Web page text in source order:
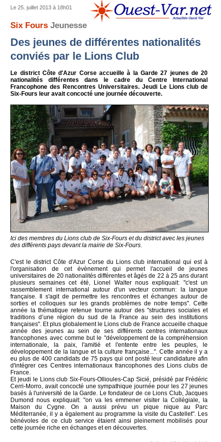
Le 25. juillet 2013 à 18h01
Six FoursJeunesse
Des jeunes de différentes nationalités
conviés par le Lions Club
Le district Côte d'Azur Corse accueille à la Garde 27 jeunes de 20
nationalités différentes dans le cadre du Centre International
Francophone des Rencontres Universitaires. Jeudi Le Lions club de
Six-Fours leur avait concocté une journée découverte.
Ici des membres du Lions club de Six-Fours et du district avec les jeunes
des différents pays devant la mairie de Six-Fours.
C'est le district Côte d'Azur Corse du Lions club international qui est à
l'organisation de cet évènement qui permet l'accueil de jeunes
universitaires de 20 nationalités différentes et âgés de 22 à 25 ans durant
plusieurs semaines cet été, Lionel Walter nous expliquait: "c'est un
rassemblement international autour d'un vecteur commun: la langue
française. Il s'agit de permettre les rencontres et échanges autour de
sorties et colloques sur les grands problèmes de notre temps". Cette
année la thématique retenue tourne autour des "structures sociales et
traditions d’une région du sud de la France au sein des institutions
françaises". Et plus globalement le Lions club de France accueille chaque
année des jeunes au sein de ses différents centres internationaux
francophones avec comme but le "développement de la compréhension
internationale, la paix, l'amitié et l'entente entre les peuples, le
développement de la langue et la culture française...". Cette année il y a
eu plus de 400 candidats de 75 pays qui ont posté leur candidature afin
d'intégrer ces Centres internationaux francophones des Lions clubs de
France.
Et jeudi le Lions club Six-Fours-Ollioules-Cap Sicié, présidé par Frédéric
Cerri-Morro, avait concocté une sympathique journée pour les 27 jeunes
basés à l'université de la Garde. Le fondateur de ce Lions Club, Jacques
Dumond nous expliquait: "on va les emmener visiter la Collégiale, la
Maison du Cygne. On a aussi prévu un pique nique au Parc
Méditerranée, il y a également au programme la visite du Castellet". Les
bénévoles de ce club service étaient ainsi pleinement mobilisés pour
cette journée riche en échanges et en découvertes.